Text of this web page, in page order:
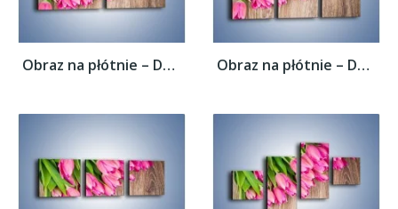
Obraz na płótnie – Do góry nogami z... Obraz na płótnie – Do góry nogami z...